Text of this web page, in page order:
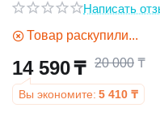
Написать
Товар раскупили...
14 590₸ 20 000 ₸
Вы экономите: 5 410 ₸